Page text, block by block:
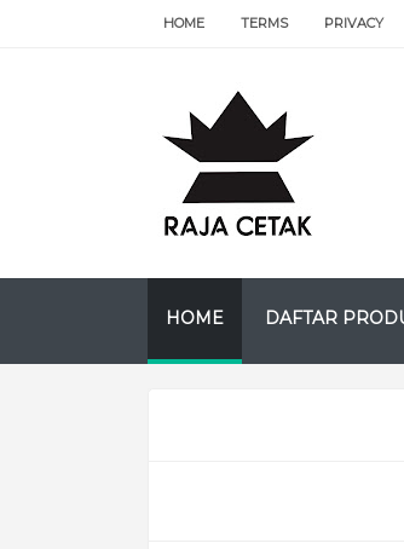
HOME TERMS PRIVACY
HOME DAFTAR